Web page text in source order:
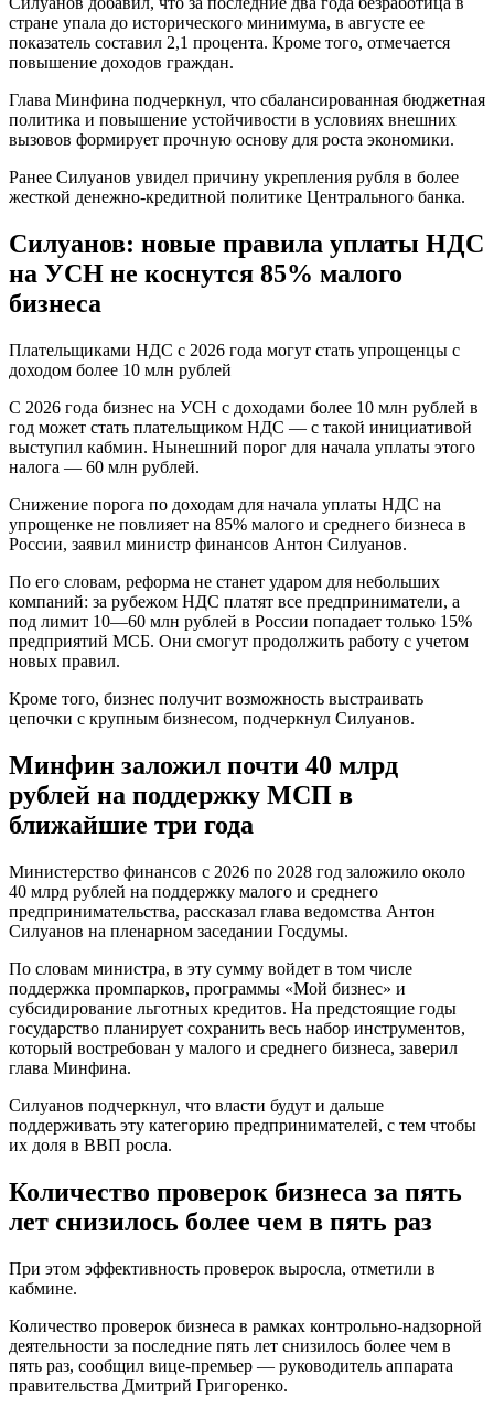
стране упала до исторического минимума, в августе ее
показатель составил 2,1 процента. Кроме того, отмечается
повышение доходов граждан.
Глава Минфина подчеркнул, что сбалансированная бюджетная
политика и повышение устойчивости в условиях внешних
вызовов формирует прочную основу для роста экономики.
Ранее Силуанов увидел причину укрепления рубля в более
жесткой денежно-кредитной политике Центрального банка.
Силуанов: новые правила уплаты НДС
на УСН не коснутся 85% малого
бизнеса
Плательщиками НДС с 2026 года могут стать упрощенцы с
доходом более 10 млн рублей
С 2026 года бизнес на УСН с доходами более 10 млн рублей в
год может стать плательщиком НДС — с такой инициативой
выступил кабмин. Нынешний порог для начала уплаты этого
налога — 60 млн рублей.
Снижение порога по доходам для начала уплаты НДС на
упрощенке не повлияет на 85% малого и среднего бизнеса в
России, заявил министр финансов Антон Силуанов.
По его словам, реформа не станет ударом для небольших
компаний: за рубежом НДС платят все предприниматели, а
под лимит 10—60 млн рублей в России попадает только 15%
предприятий МСБ. Они смогут продолжить работу с учетом
новых правил.
Кроме того, бизнес получит возможность выстраивать
цепочки с крупным бизнесом, подчеркнул Силуанов.
Минфин заложил почти 40 млрд
рублей на поддержку МСП в
ближайшие три года
Министерство финансов с 2026 по 2028 год заложило около
40 млрд рублей на поддержку малого и среднего
предпринимательства, рассказал глава ведомства Антон
Силуанов на пленарном заседании Госдумы.
По словам министра, в эту сумму войдет в том числе
поддержка промпарков, программы «Мой бизнес» и
субсидирование льготных кредитов. На предстоящие годы
государство планирует сохранить весь набор инструментов,
который востребован у малого и среднего бизнеса, заверил
глава Минфина.
Силуанов подчеркнул, что власти будут и дальше
поддерживать эту категорию предпринимателей, с тем чтобы
их доля в ВВП росла.
Количество проверок бизнеса за пять
лет снизилось более чем в пять раз
При этом эффективность проверок выросла, отметили в
кабмине.
Количество проверок бизнеса в рамках контрольно-надзорной
деятельности за последние пять лет снизилось более чем в
пять раз, сообщил вице-премьер — руководитель аппарата
правительства Дмитрий Григоренко.